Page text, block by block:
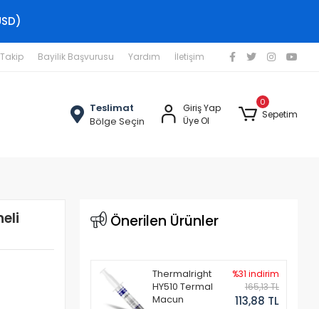
Bayilik Başvurusu Yardım İletişim
Teslimat
Bölge Seçin
Giriş Yap
Üye Ol
0
Sepetim
Önerilen Ürünler
Thermalright
HY510 Termal
Macun
%31 indirim
165,13 TL
113,88 TL